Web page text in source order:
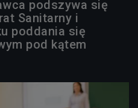
podszywa się
Sanitarny i
poddania się
pod kątem